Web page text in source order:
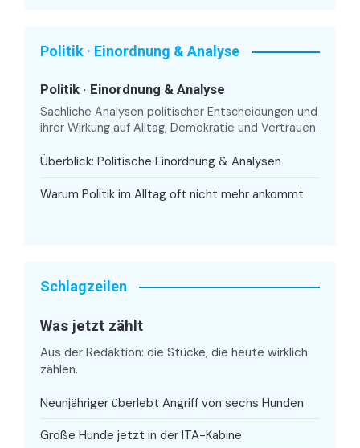
Politik · Einordnung & Analyse
Politik · Einordnung & Analyse
Sachliche Analysen politischer Entscheidungen und
ihrer Wirkung auf Alltag, Demokratie und Vertrauen.
Überblick: Politische Einordnung & Analysen
Warum Politik im Alltag oft nicht mehr ankommt
Schlagzeilen
Was jetzt zählt
Aus der Redaktion: die Stücke, die heute wirklich
zählen.
Neunjähriger überlebt Angriff von sechs Hunden
Große Hunde jetzt in der ITA-Kabine